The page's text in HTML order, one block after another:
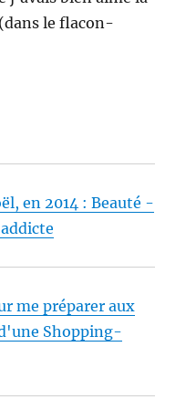
le flacon-
en 2014 : Beauté -
me préparer aux
Shopping-